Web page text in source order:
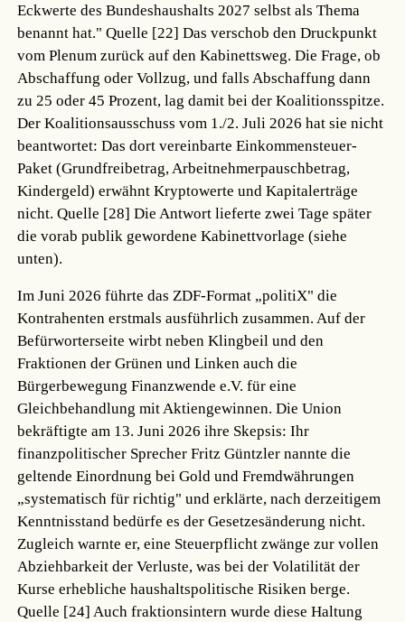
Eckwerte des Bundeshaushalts 2027 selbst als Thema
benannt hat."Quelle [22] Das verschob den Druckpunkt
vom Plenum zurück auf den Kabinettsweg. Die Frage, ob
Abschaffung oder Vollzug, und falls Abschaffung dann
zu 25 oder 45 Prozent, lag damit bei der Koalitionsspitze.
Der Koalitionsausschuss vom 1./2. Juli 2026 hat sie nicht
beantwortet: Das dort vereinbarte Einkommensteuer-
Paket (Grundfreibetrag, Arbeitnehmerpauschbetrag,
Kindergeld) erwähnt Kryptowerte und Kapitalerträge
nicht.Quelle [28] Die Antwort lieferte zwei Tage später
die vorab publik gewordene Kabinettvorlage (siehe
unten).
Im Juni 2026 führte das ZDF-Format „politiX" die
Kontrahenten erstmals ausführlich zusammen. Auf der
Befürworterseite wirbt neben Klingbeil und den
Fraktionen der Grünen und Linken auch die
Bürgerbewegung Finanzwende e.V. für eine
Gleichbehandlung mit Aktiengewinnen. Die Union
bekräftigte am 13. Juni 2026 ihre Skepsis: Ihr
finanzpolitischer Sprecher Fritz Güntzler nannte die
geltende Einordnung bei Gold und Fremdwährungen
„systematisch für richtig" und erklärte, nach derzeitigem
Kenntnisstand bedürfe es der Gesetzesänderung nicht.
Zugleich warnte er, eine Steuerpflicht zwänge zur vollen
Abziehbarkeit der Verluste, was bei der Volatilität der
Kurse erhebliche haushaltspolitische Risiken berge.
Quelle [24] Auch fraktionsintern wurde diese Haltung